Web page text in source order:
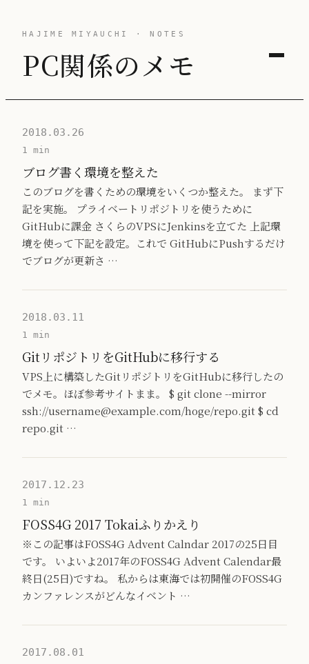
HAJIME MIYAUCHI · NOTES
PC関係のメモ
2018.03.26
1 min
ブログ書く環境を整えた
このブログを書くための環境をいくつか整えた。 まず下
記を実施。 プライベートリポジトリを使うために
GitHubに課金 さくらのVPSにJenkinsを立てた 上記環
境を使って下記を設定。これで GitHubにPushするだけ
でブログが更新さ …
2018.03.11
1 min
GitリポジトリをGitHubに移行する
VPS上に構築したGitリポジトリをGitHubに移行したの
でメモ。ほぼ参考サイトまま。 $ git clone --mirror
ssh://username@example.com/hoge/repo.git $ cd
repo.git …
2017.12.23
1 min
FOSS4G 2017 Tokaiふりかえり
※この記事はFOSS4G Advent Calndar 2017の25日目
です。 いよいよ2017年のFOSS4G Advent Calendar最
終日(25日)ですね。 私からは東海では初開催のFOSS4G
カンファレンスがどんなイベント …
2017.08.01